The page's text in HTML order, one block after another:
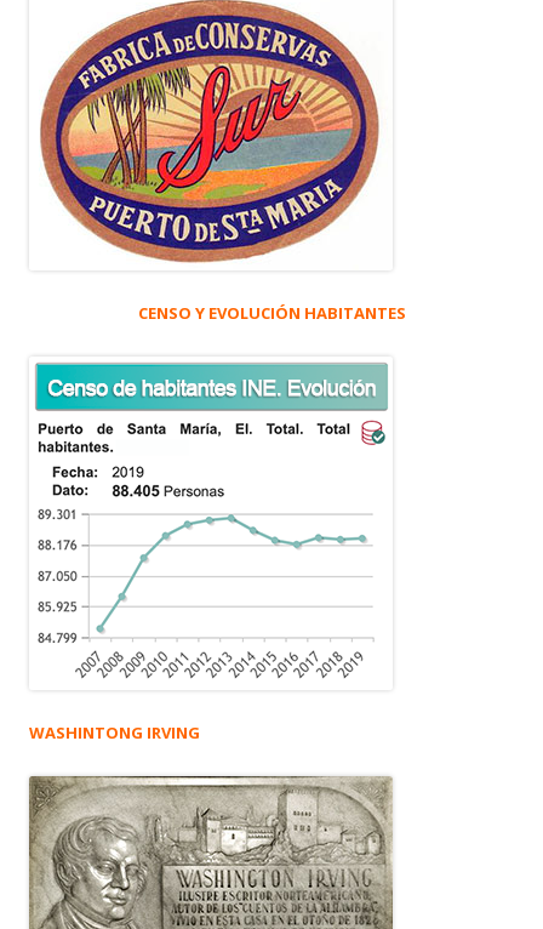
CENSO Y EVOLUCIÓN HABITANTES
WASHINTONG IRVING